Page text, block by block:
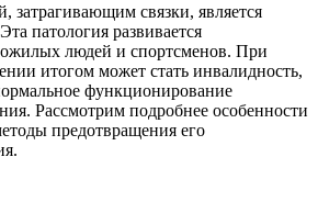
затрагивающим связки, является
патология развивается
людей и спортсменов. При
итогом может стать инвалидность,
функционирование
Рассмотрим подробнее особенности
предотвращения его